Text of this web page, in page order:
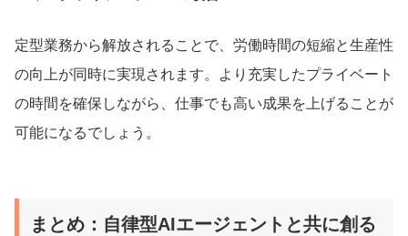
定型業務から解放されることで、労働時間の短縮と生産性
の向上が同時に実現されます。より充実したプライベート
の時間を確保しながら、仕事でも高い成果を上げることが
可能になるでしょう。
まとめ：自律型AIエージェントと共に創る